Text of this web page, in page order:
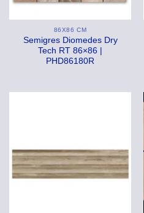
86X86 CM
Semigres Diomedes Dry
Tech RT 86×86 |
PHD86180R